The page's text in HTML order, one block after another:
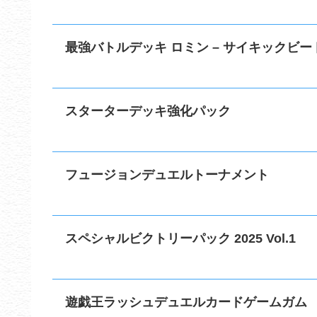
最強バトルデッキ ロミン – サイキックビー
スターターデッキ強化パック
フュージョンデュエルトーナメント
スペシャルビクトリーパック 2025 Vol.1
遊戯王ラッシュデュエルカードゲームガム